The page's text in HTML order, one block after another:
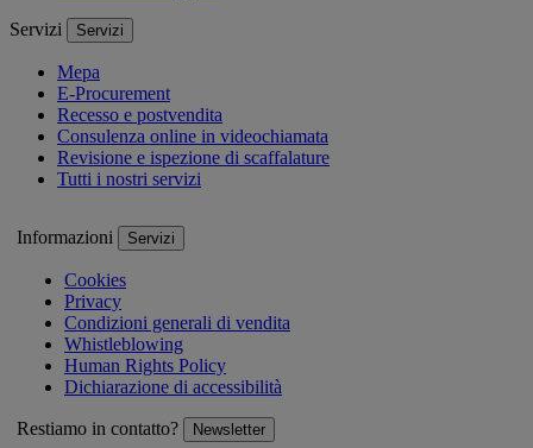
Servizi Servizi
Mepa
E-Procurement
Recesso e postvendita
Consulenza online in videochiamata
Revisione e ispezione di scaffalature
Tutti i nostri servizi
Informazioni Servizi
Cookies
Privacy
Condizioni generali di vendita
Whistleblowing
Human Rights Policy
Dichiarazione di accessibilità
Restiamo in contatto? Newsletter